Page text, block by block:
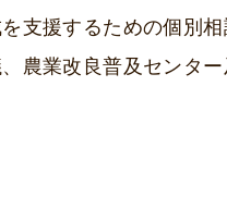
支援するための個別相
農業改良普及センター